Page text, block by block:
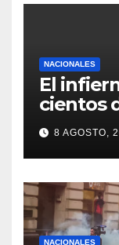
NACIONALES
El
cientos
espera
8 AGOSTO,
NACIONALES